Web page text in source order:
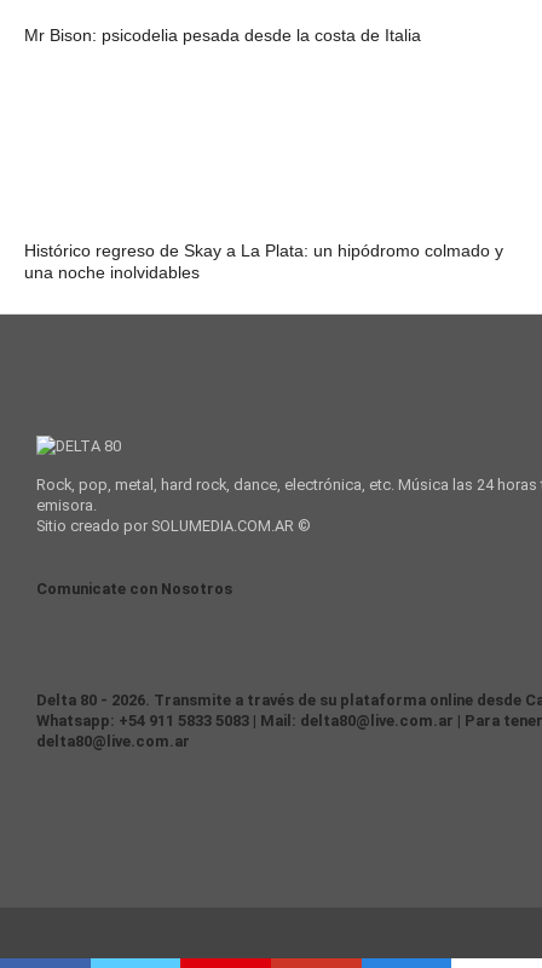
Mr Bison: psicodelia pesada desde la costa de Italia
Histórico regreso de Skay a La Plata: un hipódromo colmado y
una noche inolvidables
Rock, pop, metal, hard rock, dance, electrónica, etc. Música las 24
emisora.
Sitio creado por SOLUMEDIA.COM.AR ©
Comunicate con Nosotros
Delta 80 - 2026. Transmite a través de su plataforma online desde
Whatsapp: +54 911 5833 5083 | Mail: delta80@live.com.ar | Para
delta80@live.com.ar